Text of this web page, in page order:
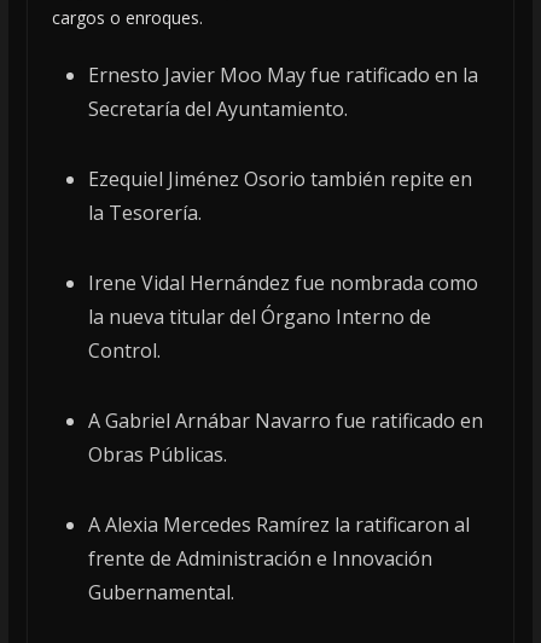
cargos o enroques.
Ernesto Javier Moo May fue ratificado en la
Secretaría del Ayuntamiento.
Ezequiel Jiménez Osorio también repite en
la Tesorería.
Irene Vidal Hernández fue nombrada como
la nueva titular del Órgano Interno de
Control.
A Gabriel Arnábar Navarro fue ratificado en
Obras Públicas.
A Alexia Mercedes Ramírez la ratificaron al
frente de Administración e Innovación
Gubernamental.